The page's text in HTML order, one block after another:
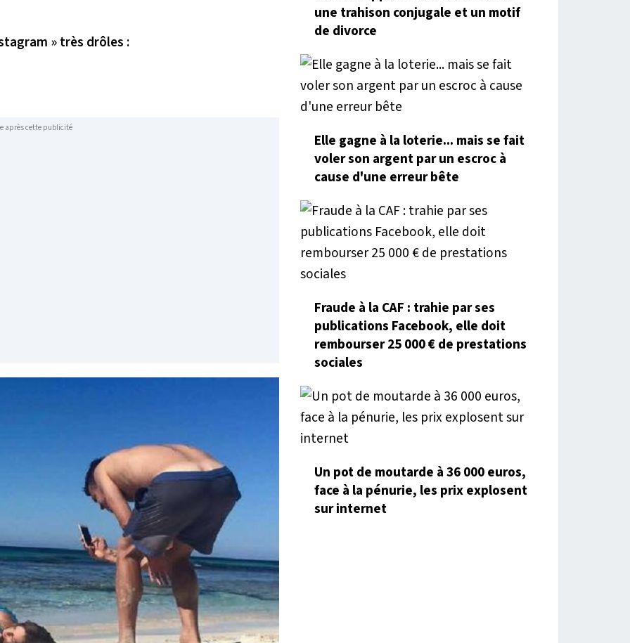
» très drôles :
après cette publicité
une trahison conjugale et un motif
de divorce
Elle gagne à la loterie... mais se fait
voler son argent par un escroc à
cause d'une erreur bête
Fraude à la CAF : trahie par ses
publications Facebook, elle doit
rembourser 25 000 € de prestations
sociales
Un pot de moutarde à 36 000 euros,
face à la pénurie, les prix explosent
sur internet